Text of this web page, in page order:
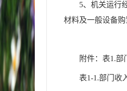
5、机关运行
材料及一般设备
附件：表1.部
表1-1.部门收